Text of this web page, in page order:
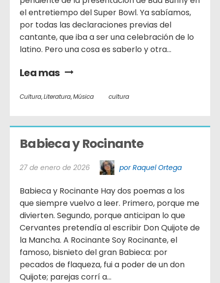
el entretiempo del Super Bowl. Ya sabíamos,
por todas las declaraciones previas del
cantante, que iba a ser una celebración de lo
latino. Pero una cosa es saberlo y otra...
Lea mas
Cultura,Literatura,Música cultura
Babieca y Rocinante
27 de enero de 2026 por Raquel Ortega
Babieca y Rocinante Hay dos poemas a los
que siempre vuelvo a leer. Primero, porque me
divierten. Segundo, porque anticipan lo que
Cervantes pretendía al escribir Don Quijote de
la Mancha. A Rocinante Soy Rocinante, el
famoso, bisnieto del gran Babieca: por
pecados de flaqueza, fui a poder de un don
Quijote; parejas corrí a...